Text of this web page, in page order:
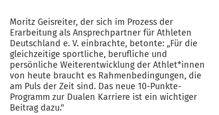
Moritz Geisreiter, der sich im Prozess der
Erarbeitung als Ansprechpartner für Athleten
Deutschland e. V. einbrachte, betonte: „Für die
gleichzeitige sportliche, berufliche und
persönliche Weiterentwicklung der Athlet*innen
von heute braucht es Rahmenbedingungen, die
am Puls der Zeit sind. Das neue 10-Punkte-
Programm zur Dualen Karriere ist ein wichtiger
Beitrag dazu."